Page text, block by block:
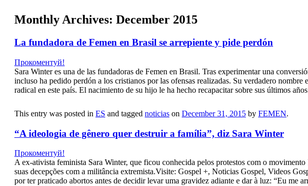
Monthly Archives: December 2015
La fundadora de Femen en Brasil se arrepiente y pide perdón
Прокоментуй!
Sara Winter es una de las fundadoras de Femen en Brasil. Tras experimentar una
incluso ha pedido perdón a los cristianos por las ofensas realizadas. Su verdadero
radical en este país. El nacimiento de su hijo le ha hecho recapacitar sobre sus últimos
This entry was posted in ES and tagged noticias on December 31, 2015 by FEMEN.
“A ideologia de gênero quer destruir a família”, diz Sara Winter
Прокоментуй!
A ex-ativista feminista Sara Winter, que ficou conhecida pelos protestos com o
suas decepções com a militância extremista.Visite: Gospel +, Noticias Gospel, Videos
por ter praticado abortos antes de decidir levar uma gravidez adiante e dar à luz: “Eu me